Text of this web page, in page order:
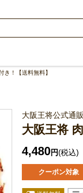
き！【送料無料】
大阪王将公式通販
大阪王将
4,480円 (税込)
クーポン対象